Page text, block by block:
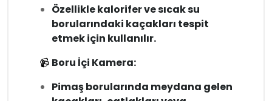
Özellikle kalorifer ve sıcak su
borularındaki kaçakları tespit
etmek için kullanılır.
📹 Boru İçi Kamera:
Pimaş borularında meydana gelen